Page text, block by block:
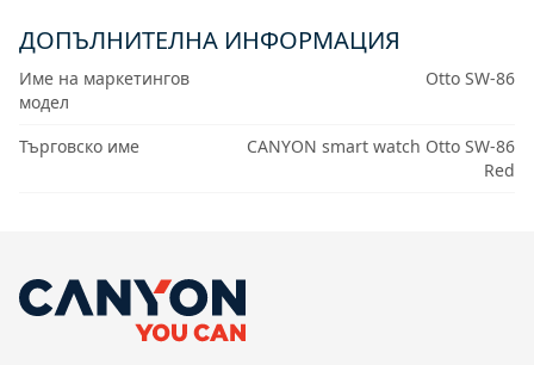
ДОПЪЛНИТЕЛНА ИНФОРМАЦИЯ
Име на маркетингов
модел
Otto SW-86
Търговско име
CANYON smart watch Otto SW-86
Red